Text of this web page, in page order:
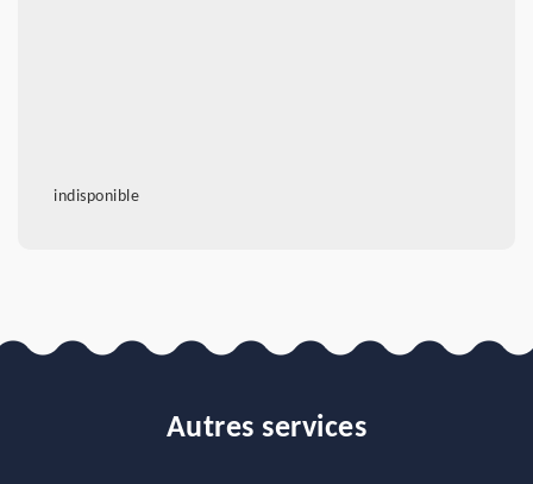
indisponible
Autres services